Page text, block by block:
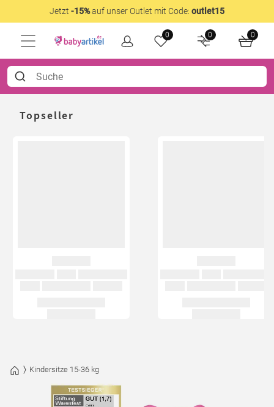
Jetzt -15%auf unser Outlet mit Code: outlet15
0 0 0
Topseller
Kindersitze 15-36 kg